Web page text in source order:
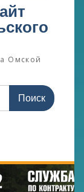
Омской